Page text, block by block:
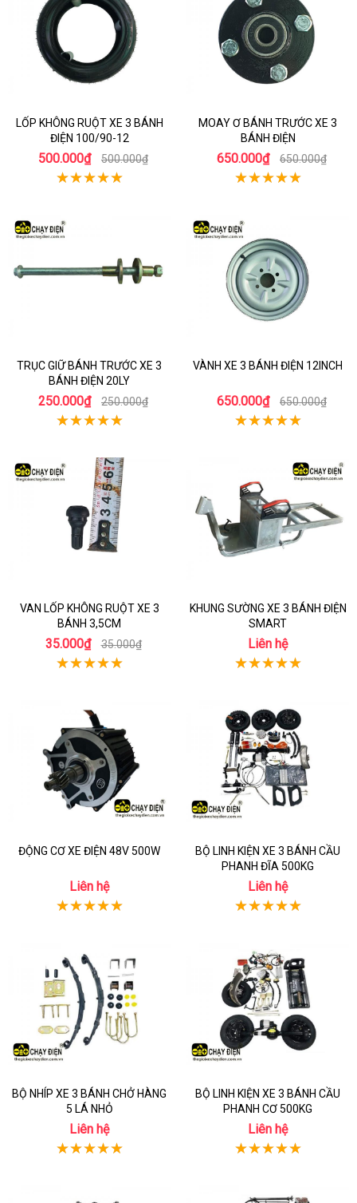
LỐP KHÔNG RUỘT XE 3 BÁNH
ĐIỆN 100/90-12
500.000₫ 500.000₫
MOAY Ơ BÁNH TRƯỚC XE 3
BÁNH ĐIỆN
650.000₫ 650.000₫
TRỤC GIỮ BÁNH TRƯỚC XE 3
BÁNH ĐIỆN 20LY
250.000₫ 250.000₫
VÀNH XE 3 BÁNH ĐIỆN 12INCH
650.000₫ 650.000₫
VAN LỐP KHÔNG RUỘT XE 3
BÁNH 3,5CM
35.000₫ 35.000₫
KHUNG SƯỜNG XE 3 BÁNH ĐIỆN
SMART
Liên hệ
ĐỘNG CƠ XE ĐIỆN 48V 500W
Liên hệ
BỘ LINH KIỆN XE 3 BÁNH CẦU
PHANH ĐĨA 500KG
Liên hệ
BỘ NHÍP XE 3 BÁNH CHỞ HÀNG
5 LÁ NHỎ
Liên hệ
BỘ LINH KIỆN XE 3 BÁNH CẦU
PHANH CƠ 500KG
Liên hệ